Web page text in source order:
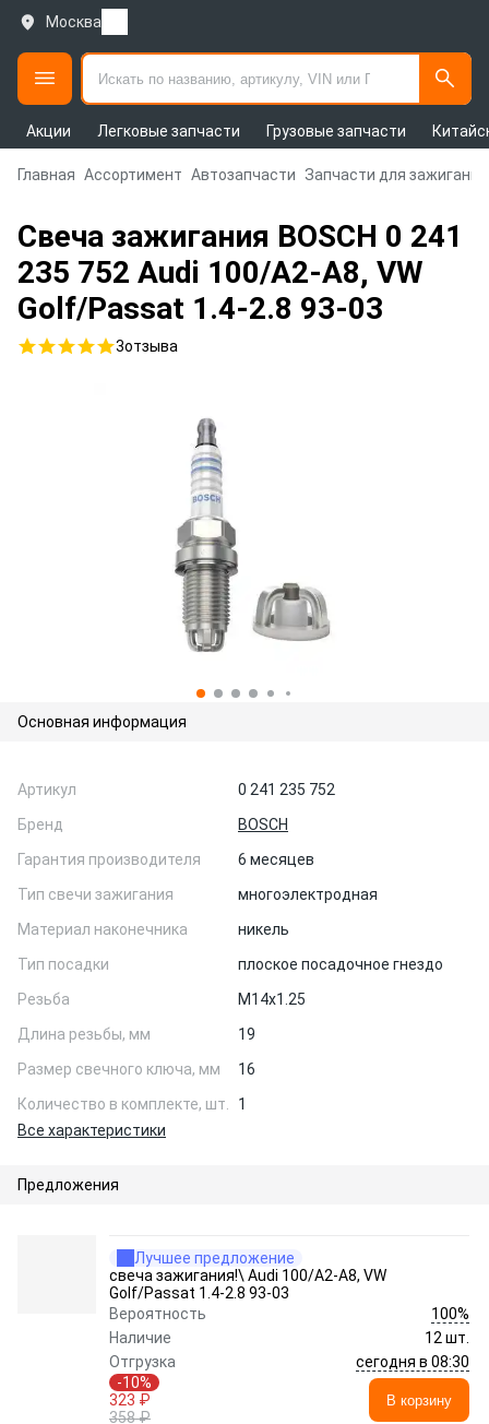
Москва
Акции Легковые запчасти Грузовые запчасти
Главная Ассортимент Автозапчасти Запчасти для
Свеча зажигания BOSCH 0 241
235 752 Audi 100/A2-A8, VW
Golf/Passat 1.4-2.8 93-03
3отзыва
Основная информация
Артикул
0 241 235 752
Бренд
BOSCH
Гарантия производителя
6 месяцев
Тип свечи зажигания
многоэлектродная
Материал наконечника
никель
Тип посадки
плоское посадочное гнездо
Резьба
M14x1.25
Длина резьбы, мм
19
Размер свечного ключа, мм
16
Количество в комплекте, шт.
1
Все характеристики
Предложения
Лучшее предложение
свеча зажигания!\ Audi 100/A2-A8, VW
Golf/Passat 1.4-2.8 93-03
Вероятность
100%
Наличие
12 шт.
Отгрузка
сегодня в 08:30
-10%
323 ₽
358 ₽
В корзину